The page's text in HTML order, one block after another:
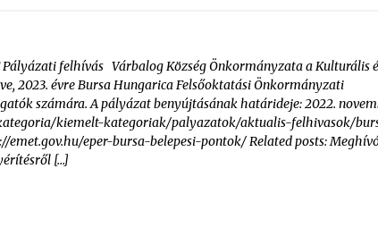
Pályázati felhívás Várbalog Község Önkormányzata a Kulturális
2023. évre Bursa Hungarica Felsőoktatási Önkormányzati
számára. A pályázat benyújtásának határideje: 2022.
kiemelt-kategoriak/palyazatok/aktualis-felhivasok/
emet.gov.hu/eper-bursa-belepesi-pontok/ Related posts:
[…]